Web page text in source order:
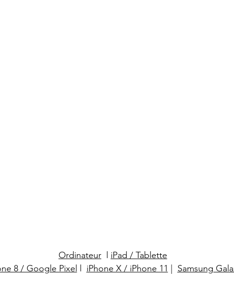
Ordinateur
iPad / Tablette
8 / Google Pixel
iPhone X / iPhone 11 Samsung